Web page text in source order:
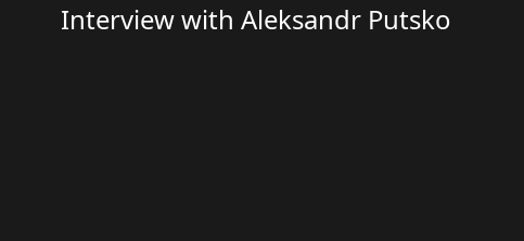
Interview with Aleksandr Putsko